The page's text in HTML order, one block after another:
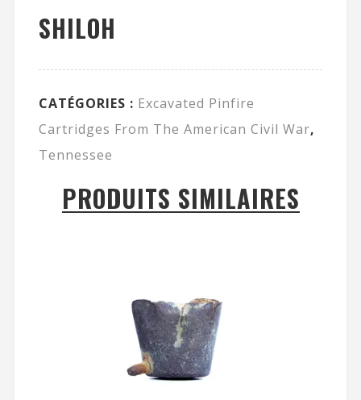
SHILOH
CATÉGORIES : Excavated Pinfire
Cartridges From The American Civil War,
Tennessee
PRODUITS SIMILAIRES